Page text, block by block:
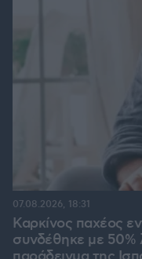
Καρκίνος παχέος
συνδέθηκε με 50%
07.08.2026, 18:31